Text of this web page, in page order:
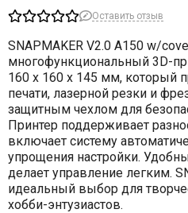
Оставить отзыв
SNAPMAKER V2.0 A150 w/
многофункциональный 3D-
160 x 160 x 145 мм, который
печати, лазерной резки и
защитным чехлом для
Принтер поддерживает
включает систему
упрощения настройки.
делает управление легким.
идеальный выбор для
хобби-энтузиастов.